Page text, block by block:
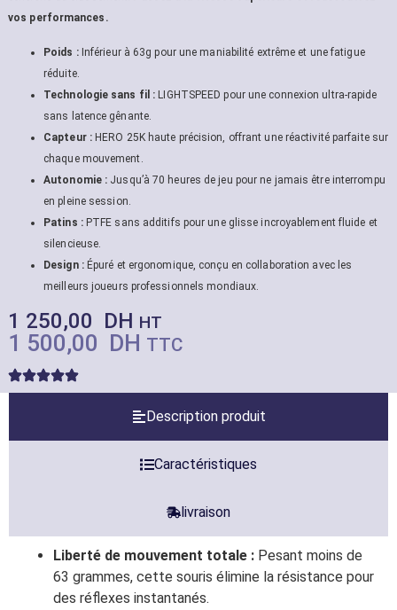
vos performances.
Poids :Inférieur à 63g pour une maniabilité extrême et une fatigue
réduite.
Technologie sans fil : LIGHTSPEED pour une connexion ultra-rapide
sans latence gênante.
Capteur :HERO 25K haute précision, offrant une réactivité parfaite sur
chaque mouvement.
Autonomie : Jusqu’à 70 heures de jeu pour ne jamais être interrompu
en pleine session.
Patins :PTFE sans additifs pour une glisse incroyablement fluide et
silencieuse.
Design :Épuré et ergonomique, conçu en collaboration avec les
meilleurs joueurs professionnels mondiaux.
1 250,00 DH HT
1 500,00 DH TTC
Description produit
Caractéristiques
livraison
Liberté de mouvement totale : Pesant moins de
63 grammes, cette souris élimine la résistance pour
des réflexes instantanés.